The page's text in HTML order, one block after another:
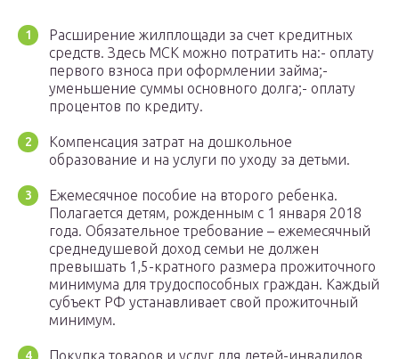
Расширение жилплощади за счет кредитных
средств. Здесь МСК можно потратить на:- оплату
первого взноса при оформлении займа;-
уменьшение суммы основного долга;- оплату
процентов по кредиту.
Компенсация затрат на дошкольное
образование и на услуги по уходу за детьми.
Ежемесячное пособие на второго ребенка.
Полагается детям, рожденным с 1 января 2018
года. Обязательное требование – ежемесячный
среднедушевой доход семьи не должен
превышать 1,5-кратного размера прожиточного
минимума для трудоспособных граждан. Каждый
субъект РФ устанавливает свой прожиточный
минимум.
Покупка товаров и услуг для детей-инвалидов.